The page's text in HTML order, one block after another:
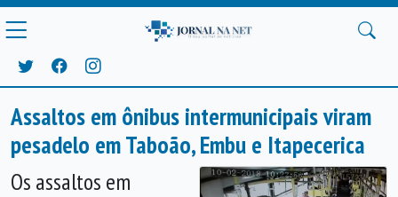
Assaltos em ônibus intermunicipais viram
pesadelo em Taboão, Embu e Itapecerica
Os assaltos em